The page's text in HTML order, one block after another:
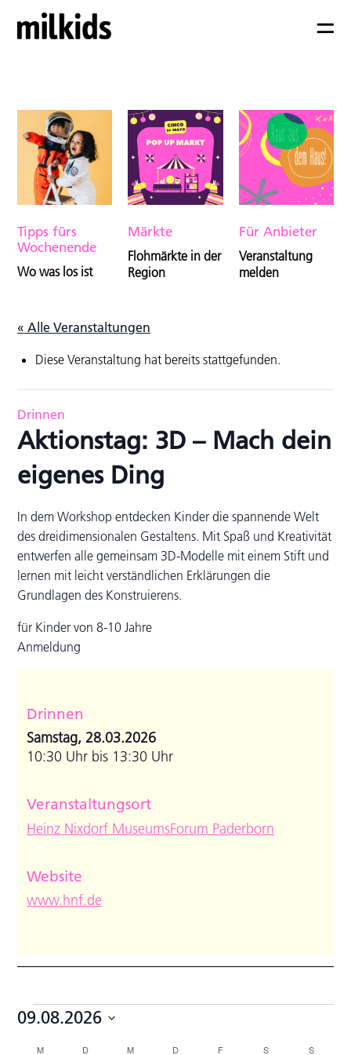
Tipps fürs
Wochenende
Wo was los ist
Märkte
Flohmärkte in der
Region
Für Anbieter
Veranstaltung
melden
« Alle Veranstaltungen
Diese Veranstaltung hat bereits stattgefunden.
Drinnen
Aktionstag: 3D – Mach dein
eigenes Ding
In dem Workshop entdecken Kinder die spannende Welt
des dreidimensionalen Gestaltens. Mit Spaß und Kreativität
entwerfen alle gemeinsam 3D-Modelle mit einem Stift und
lernen mit leicht verständlichen Erklärungen die
Grundlagen des Konstruierens.
für Kinder von 8-10 Jahre
Anmeldung
Drinnen
Samstag, 28.03.2026
10:30 Uhr bis 13:30 Uhr
Veranstaltungsort
Heinz Nixdorf MuseumsForum Paderborn
Website
www.hnf.de
Veranstaltungen
09.08.2026
MMONTAG DDIENSTAGM MITTWOCH
DDONNERSTAG
F SSAMSTAGS